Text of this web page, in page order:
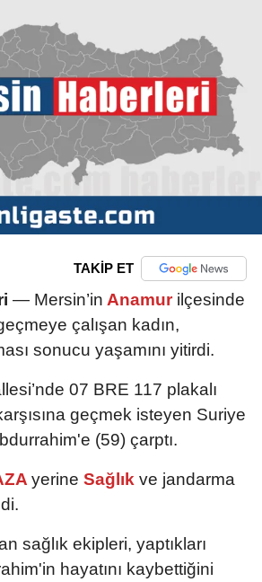
TAKİP ET
— Mersin’in Anamur ilçesinde
çalışan kadın,
sonucu yaşamını yitirdi.
07 BRE 117 plakalı
geçmek isteyen Suriye
(59) çarptı.
yerine Sağlık ve jandarma
sağlık ekipleri, yaptıkları
hayatını kaybettiğini